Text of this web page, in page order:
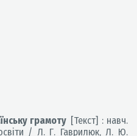
грамоту [Текст] : навч.
/ Л. Г. Гаврилюк, Л. Ю.